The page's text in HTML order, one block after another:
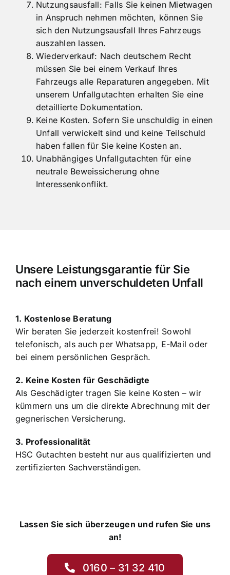
Nutzungsausfall: Falls Sie keinen Mietwagen
in Anspruch nehmen möchten, können Sie
sich den Nutzungsausfall Ihres Fahrzeugs
auszahlen lassen.
Wiederverkauf: Nach deutschem Recht
müssen Sie bei einem Verkauf Ihres
Fahrzeugs alle Reparaturen angegeben. Mit
unserem Unfallgutachten erhalten Sie eine
detaillierte Dokumentation.
Keine Kosten. Sofern Sie unschuldig in einen
Unfall verwickelt sind und keine Teilschuld
haben fallen für Sie keine Kosten an.
Unabhängiges Unfallgutachten für eine
neutrale Beweissicherung ohne
Interessenkonflikt.
Unsere Leistungsgarantie für Sie
nach einem unverschuldeten Unfall
1. Kostenlose Beratung
Wir beraten Sie jederzeit kostenfrei! Sowohl
telefonisch, als auch per Whatsapp, E-Mail oder
bei einem persönlichen Gespräch.
2. Keine Kosten für Geschädigte
Als Geschädigter tragen Sie keine Kosten – wir
kümmern uns um die direkte Abrechnung mit der
gegnerischen Versicherung.
3. Professionalität
HSC Gutachten besteht nur aus qualifizierten und
zertifizierten Sachverständigen.
Lassen Sie sich überzeugen und rufen Sie uns
an!
0160 – 31 32 410